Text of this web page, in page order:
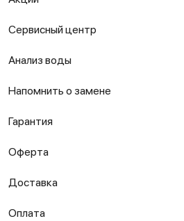
Сервисный центр
Анализ воды
Напомнить о замене
Гарантия
Оферта
Доставка
Оплата